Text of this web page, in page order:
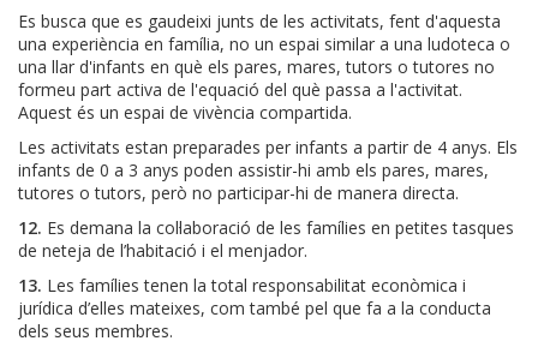
Es busca que es gaudeixi junts de les activitats, fent d'aquesta
una experiència en família, no un espai similar a una ludoteca o
una llar d'infants en què els pares, mares, tutors o tutores no
formeu part activa de l'equació del què passa a l'activitat.
Aquest és un espai de vivència compartida.
Les activitats estan preparades per infants a partir de 4 anys. Els
infants de 0 a 3 anys poden assistir-hi amb els pares, mares,
tutores o tutors, però no participar-hi de manera directa.
12. Es demana la col·laboració de les famílies en petites tasques
de neteja de l’habitació i el menjador.
13. Les famílies tenen la total responsabilitat econòmica i
jurídica d’elles mateixes, com també pel que fa a la conducta
dels seus membres.